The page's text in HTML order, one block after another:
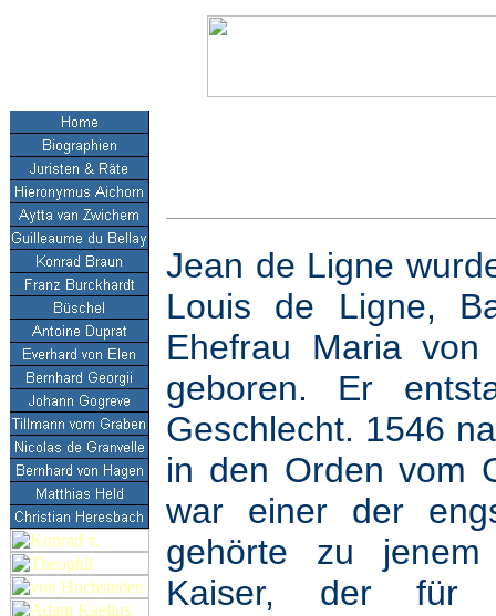
Jean de Ligne
Louis de Ligne,
Ehefrau Maria
geboren. Er
Geschlecht. 1546
in den Orden vom
war einer der
gehörte zu
Kaiser, der für